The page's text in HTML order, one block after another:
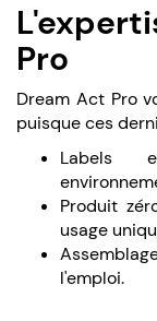
Pro
Dream Act Pro
puisque ces
Labels
Produit
usage
l'emploi.